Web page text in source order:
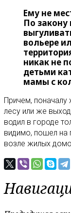
Ему не
По
вольере
никак не
детьми
мамы с
Причем, поначалу
лесу или же
водил в городе
видимо, пошел на
возле жилых